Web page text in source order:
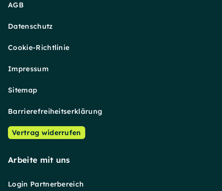
AGB
Datenschutz
Cookie-Richtlinie
Impressum
Sitemap
Barrierefreiheitserklärung
Vertrag widerrufen
Arbeite mit uns
Login Partnerbereich